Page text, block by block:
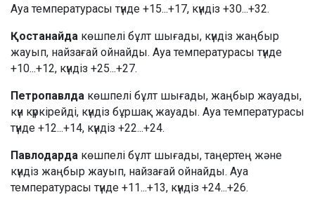
Ауа температурасы түнде +15...+17, күндіз +30...+32.
Қостанайда көшпелі бұлт шығады, күндіз жаңбыр
жауып, найзағай ойнайды. Ауа температурасы түнде
+10...+12, күндіз +25...+27.
Петропавлда көшпелі бұлт шығады, жаңбыр жауады,
күн күркірейді, күндіз бұршақ жауады. Ауа температурасы
түнде +12...+14, күндіз +22...+24.
Павлодарда көшпелі бұлт шығады, таңертең және
күндіз жаңбыр жауып, найзағай ойнайды. Ауа
температурасы түнде +11...+13, күндіз +24...+26.